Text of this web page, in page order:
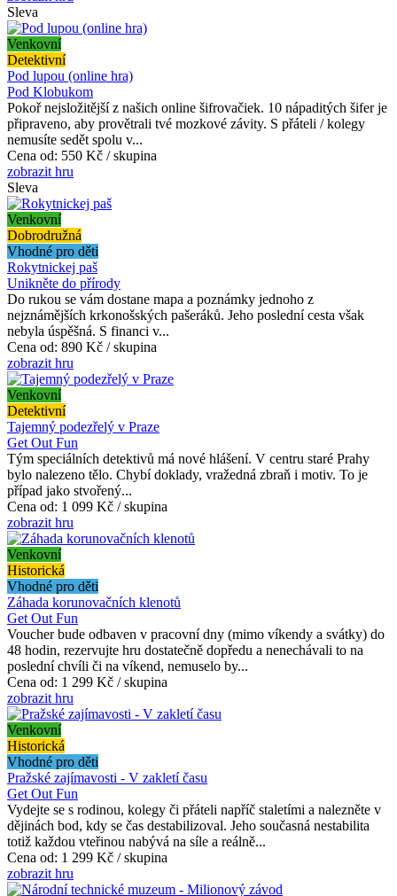
Sleva
Venkovní
Detektivní
Pod lupou (online hra)
Pod Klobukom
Pokoř nejsložitější z našich online šifrovačiek. 10 nápaditých šifer je
připraveno, aby provětrali tvé mozkové závity. S přáteli / kolegy
nemusíte sedět spolu v...
Cena od: 550 Kč / skupina
zobrazit hru
Sleva
Venkovní
Dobrodružná
Vhodné pro děti
Rokytnickej paš
Unikněte do přírody
Do rukou se vám dostane mapa a poznámky jednoho z
nejznámějších krkonošských pašeráků. Jeho poslední cesta však
nebyla úspěšná. S financi v...
Cena od: 890 Kč / skupina
zobrazit hru
Venkovní
Detektivní
Tajemný podezřelý v Praze
Get Out Fun
Tým speciálních detektivů má nové hlášení. V centru staré Prahy
bylo nalezeno tělo. Chybí doklady, vražedná zbraň i motiv. To je
případ jako stvořený...
Cena od: 1 099 Kč / skupina
zobrazit hru
Venkovní
Historická
Vhodné pro děti
Záhada korunovačních klenotů
Get Out Fun
Voucher bude odbaven v pracovní dny (mimo víkendy a svátky) do
48 hodin, rezervujte hru dostatečně dopředu a nenechávali to na
poslední chvíli či na víkend, nemuselo by...
Cena od: 1 299 Kč / skupina
zobrazit hru
Venkovní
Historická
Vhodné pro děti
Pražské zajímavosti - V zakletí času
Get Out Fun
Vydejte se s rodinou, kolegy či přáteli napříč staletími a nalezněte v
dějinách bod, kdy se čas destabilizoval. Jeho současná nestabilita
totiž každou vteřinou nabývá na síle a reálně...
Cena od: 1 299 Kč / skupina
zobrazit hru